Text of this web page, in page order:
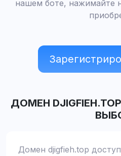
нашем боте, нажимайте
ДОМЕН DJIGFIEH.TOP
Домен djigfieh.top